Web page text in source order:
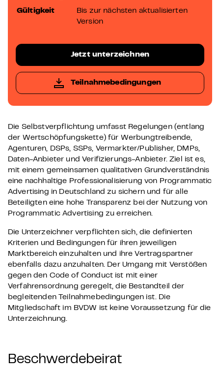
Die Selbstverpflichtung umfasst Regelungen (entlang
der Wertschöpfungskette) für Werbungtreibende,
Agenturen, DSPs, SSPs, Vermarkter/Publisher, DMPs,
Daten-Anbieter und Verifizierungs-Anbieter. Ziel ist es,
mit einem gemeinsamen qualitativen Grundverständnis
eine nachhaltige Professionalisierung von Programmatic
Advertising in Deutschland zu sichern und für alle
Beteiligten eine hohe Transparenz bei der Nutzung von
Programmatic Advertising zu erreichen.
Die Unterzeichner verpflichten sich, die definierten
Kriterien und Bedingungen für ihren jeweiligen
Marktbereich einzuhalten und ihre Vertragspartner
ebenfalls dazu anzuhalten. Der Umgang mit Verstößen
gegen den Code of Conduct ist mit einer
Verfahrensordnung geregelt, die Bestandteil der
begleitenden Teilnahmebedingungen ist. Die
Mitgliedschaft im BVDW ist keine Voraussetzung für die
Unterzeichnung.
Gültigkeit
Bis zur nächsten aktualisierten
Version
Jetzt unterzeichnen
Teilnahmebedingungen
Beschwerdebeirat